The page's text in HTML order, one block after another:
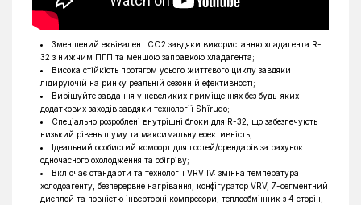
Ширина зовнішнього блоку, мм
Висота зовнішнього блоку, мм 1685
Глибина зовнішнього блоку, мм
Зменшений еквівалент CO2 завдяки використанню хладагента R-
32 з нижчим ПГП та меншою заправкою хладагента;
Висока стійкість протягом усього життєвого циклу завдяки
лідируючій на ринку реальній сезонній ефективності;
Вирішуйте завдання у невеликих приміщеннях без будь-яких
додаткових заходів завдяки технології Shîrudo;
Спеціально розроблені внутрішні блоки для R-32, що забезпечують
низький рівень шуму та максимальну ефективність;
Ідеальний особистий комфорт для гостей/орендарів за рахунок
одночасного охолодження та обігріву;
Включає стандарти та технології VRV IV: змінна температура
холодоагенту, безперервне нагрівання, конфігуратор VRV, 7-сегментний
дисплей та повністю інверторні компресори, теплообмінник з 4 сторін,